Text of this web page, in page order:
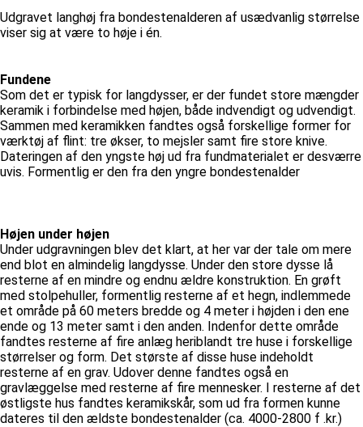
Udgravet langhøj fra bondestenalderen af usædvanlig størrelse
viser sig at være to høje i én.
Fundene
Som det er typisk for langdysser, er der fundet store mængder
keramik i forbindelse med højen, både indvendigt og udvendigt.
Sammen med keramikken fandtes også forskellige former for
værktøj af flint: tre økser, to mejsler samt fire store knive.
Dateringen af den yngste høj ud fra fundmaterialet er desværre
uvis. Formentlig er den fra den yngre bondestenalder
Højen under højen
Under udgravningen blev det klart, at her var der tale om mere
end blot en almindelig langdysse. Under den store dysse lå
resterne af en mindre og endnu ældre konstruktion. En grøft
med stolpehuller, formentlig resterne af et hegn, indlemmede
et område på 60 meters bredde og 4 meter i højden i den ene
ende og 13 meter samt i den anden. Indenfor dette område
fandtes resterne af fire anlæg heriblandt tre huse i forskellige
størrelser og form. Det største af disse huse indeholdt
resterne af en grav. Udover denne fandtes også en
gravlæggelse med resterne af fire mennesker. I resterne af det
østligste hus fandtes keramikskår, som ud fra formen kunne
dateres til den ældste bondestenalder (ca. 4000-2800 f .kr.)